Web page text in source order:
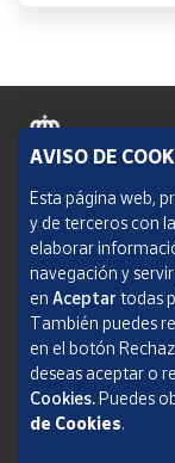
Política de cookies
Aviso legal
Condiciones del
Política de
Informe de
SOCIEDAD ESTATAL
AVISO DE
Esta página web,
y de terceros con
elaborar
navegación y
en Aceptar todas
También puedes
en el botón
deseas aceptar o
Cookies.Puedes
de Cookies.